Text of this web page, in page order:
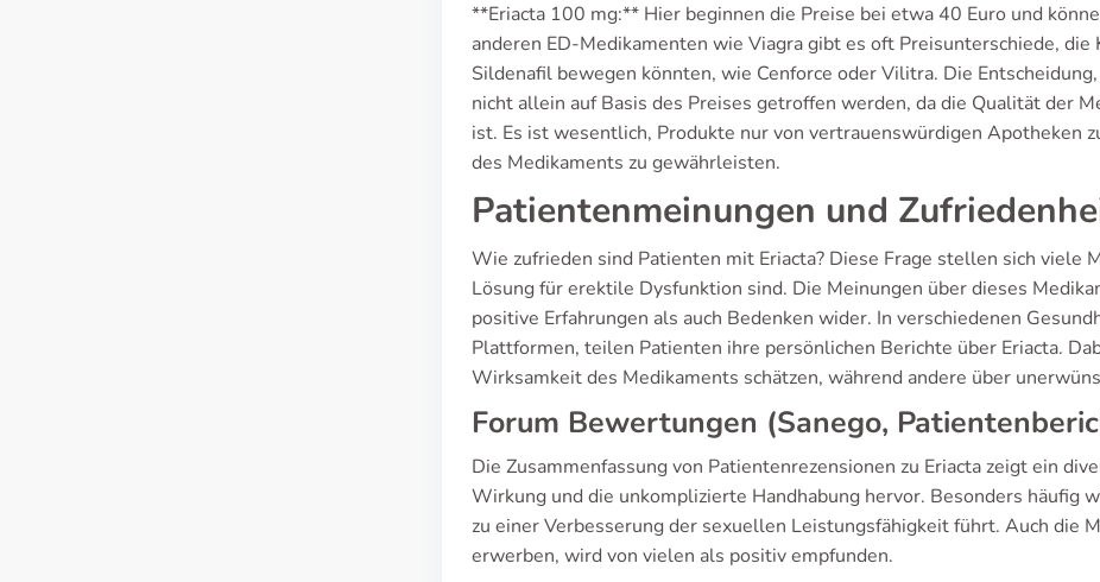
**Eriacta 100 mg:** Hier beginnen die Preise bei etwa 40 Euro und
anderen ED-Medikamenten wie Viagra gibt es oft Preisunterschiede,
Sildenafil bewegen könnten, wie Cenforce oder Vilitra. Die
nicht allein auf Basis des Preises getroffen werden, da die Qualität der
ist. Es ist wesentlich, Produkte nur von vertrauenswürdigen Apotheken
des Medikaments zu gewährleisten.
Patientenmeinungen und
Wie zufrieden sind Patienten mit Eriacta? Diese Frage stellen sich viele
Lösung für erektile Dysfunktion sind. Die Meinungen über dieses
positive Erfahrungen als auch Bedenken wider. In verschiedenen
Plattformen, teilen Patienten ihre persönlichen Berichte über Eriacta.
Wirksamkeit des Medikaments schätzen, während andere über
Forum Bewertungen (Sanego,
Die Zusammenfassung von Patientenrezensionen zu Eriacta zeigt ein
Wirkung und die unkomplizierte Handhabung hervor. Besonders häufig
zu einer Verbesserung der sexuellen Leistungsfähigkeit führt. Auch die
erwerben, wird von vielen als positiv empfunden.